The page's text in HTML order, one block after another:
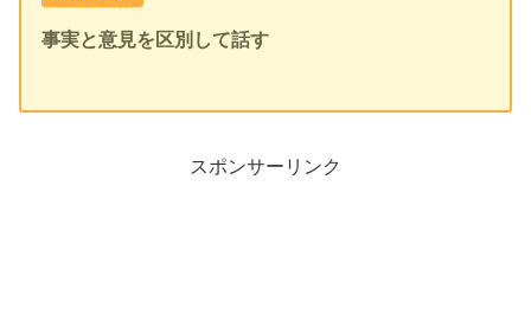
事実と意見を区別して話す
スポンサーリンク